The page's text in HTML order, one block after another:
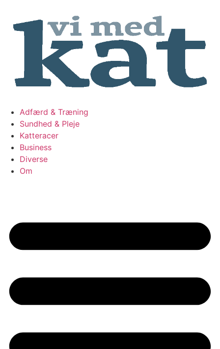
indhold
Adfærd & Træning
Sundhed & Pleje
Katteracer
Business
Diverse
Om